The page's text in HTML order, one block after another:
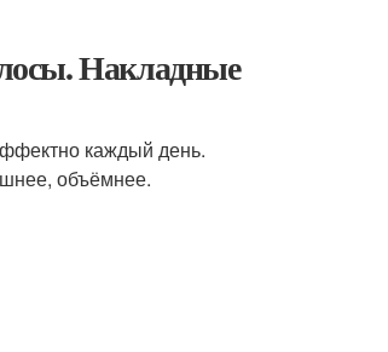
Накладные
каждый день.
объёмнее.